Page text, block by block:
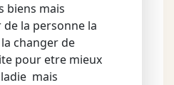
biens mais
la personne la
changer de
pour etre mieux
mais